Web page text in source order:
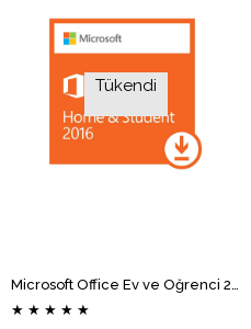
Tükendi
★ ★ ★ ★ ★